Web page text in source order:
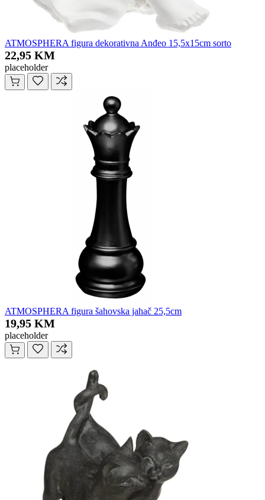
ATMOSPHERA figura dekorativna Anđeo 15,5x15cm sorto
22,95 KM
placeholder
ATMOSPHERA figura šahovska jahač 25,5cm
19,95 KM
placeholder